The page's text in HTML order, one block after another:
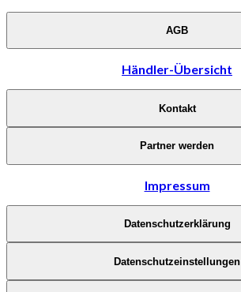
AGB
Händler-Übersicht
Kontakt
Partner werden
Impressum
Datenschutzerklärung
Datenschutzeinstellungen